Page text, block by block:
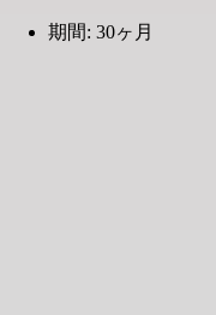
期間: 30ヶ月